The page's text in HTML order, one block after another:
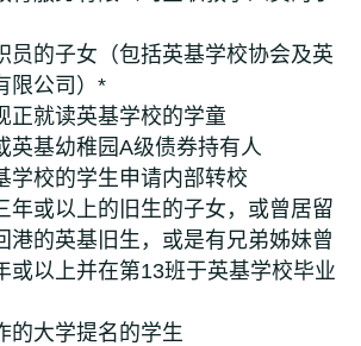
员的子女（包括英基学校协会及英
限公司）*
正就读英基学校的学童
英基幼稚园A级债券持有人
学校的学生申请内部转校
年或以上的旧生的子女，或曾居留
港的英基旧生，或是有兄弟姊妹曾
或以上并在第13班于英基学校毕业
的大学提名的学生